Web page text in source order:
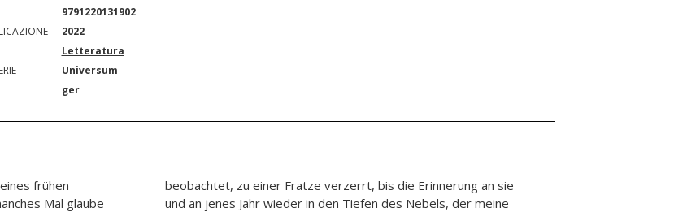
9791220131902
2022
Letteratura
Universum
ger
frühen
Mal glaube
an sie
der meine